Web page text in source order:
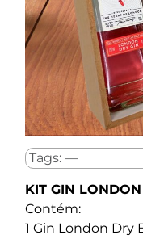
Tags: —
KIT GIN
Contém:
1 Gin London Dry